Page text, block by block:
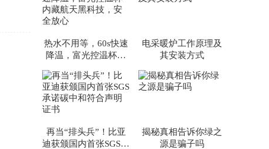
热水不用等，60s快速
降温，富光控温杯内
放心
电采暖炉工作原理及
其安装方式
再当“排头兵”！比亚
迪获颁国内首张SGS承
揭秘真相告诉你绿之
源是骗子吗